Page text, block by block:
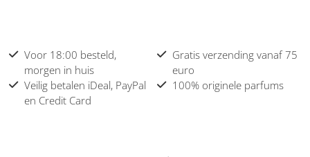
Voor 18:00 besteld,
morgen in huis
Gratis verzending vanaf 75
euro
Veilig betalen iDeal, PayPal
en Credit Card
100% originele parfums